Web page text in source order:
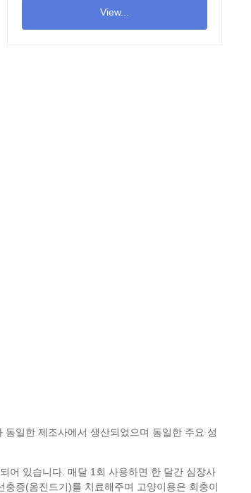
일한 제조사에서 생산되었으며 동일한 주요 성
어 있습니다. 매달 1회 사용하면 한 달간 심장사
충증(옴진드기)를 치료해주며 고양이용은 회충이
View...